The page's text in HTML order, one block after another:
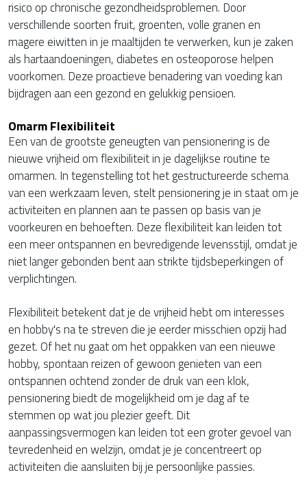
risico op chronische gezondheidsproblemen. Door
verschillende soorten fruit, groenten, volle granen en
magere eiwitten in je maaltijden te verwerken, kun je zaken
als hartaandoeningen, diabetes en osteoporose helpen
voorkomen. Deze proactieve benadering van voeding kan
bijdragen aan een gezond en gelukkig pensioen.
Omarm Flexibiliteit
Een van de grootste geneugten van pensionering is de
nieuwe vrijheid om flexibiliteit in je dagelijkse routine te
omarmen. In tegenstelling tot het gestructureerde schema
van een werkzaam leven, stelt pensionering je in staat om je
activiteiten en plannen aan te passen op basis van je
voorkeuren en behoeften. Deze flexibiliteit kan leiden tot
een meer ontspannen en bevredigende levensstijl, omdat je
niet langer gebonden bent aan strikte tijdsbeperkingen of
verplichtingen.
Flexibiliteit betekent dat je de vrijheid hebt om interesses
en hobby's na te streven die je eerder misschien opzij had
gezet. Of het nu gaat om het oppakken van een nieuwe
hobby, spontaan reizen of gewoon genieten van een
ontspannen ochtend zonder de druk van een klok,
pensionering biedt de mogelijkheid om je dag af te
stemmen op wat jou plezier geeft. Dit
aanpassingsvermogen kan leiden tot een groter gevoel van
tevredenheid en welzijn, omdat je je concentreert op
activiteiten die aansluiten bij je persoonlijke passies.